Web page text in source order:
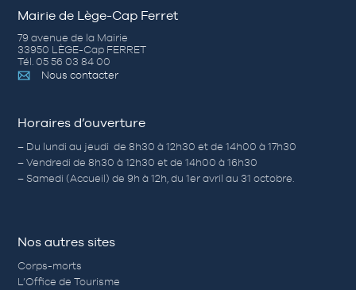
Mairie de Lège-Cap Ferret
79 avenue de la Mairie
33950 LÈGE-Cap FERRET
Tél. 05 56 03 84 00
Nous contacter
Horaires d’ouverture
– Du lundi au jeudi de 8h30 à 12h30 et de 14h00 à 17h30
– Vendredi de 8h30 à 12h30 et de 14h00 à 16h30
– Samedi (Accueil) de 9h à 12h, du 1er avril au 31 octobre.
Nos autres sites
Corps-morts
L’Office de Tourisme